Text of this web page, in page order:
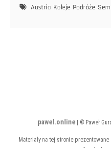
Austria Koleje Podróże
pawel.online | © Paweł
Materiały na tej stronie